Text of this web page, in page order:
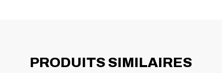
PRODUITS SIMILAIRES